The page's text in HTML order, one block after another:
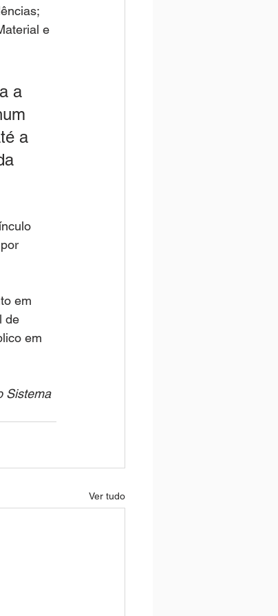
e
a
a
em
de
em
Sistema
Ver tudo